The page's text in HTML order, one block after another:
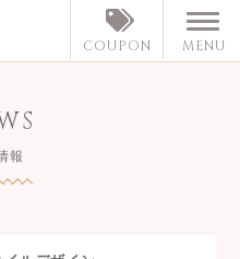
COUPON MENU
報